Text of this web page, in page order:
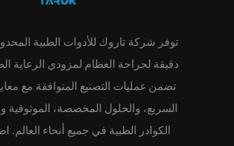
توفر شركة تاروك للأدوات الطبية
دقيقة لجراحة العظام لمزودي الرعاية
السريع، والحلول المخصصة، الموثوقية
الكوادر الطبية في جميع أنحاء